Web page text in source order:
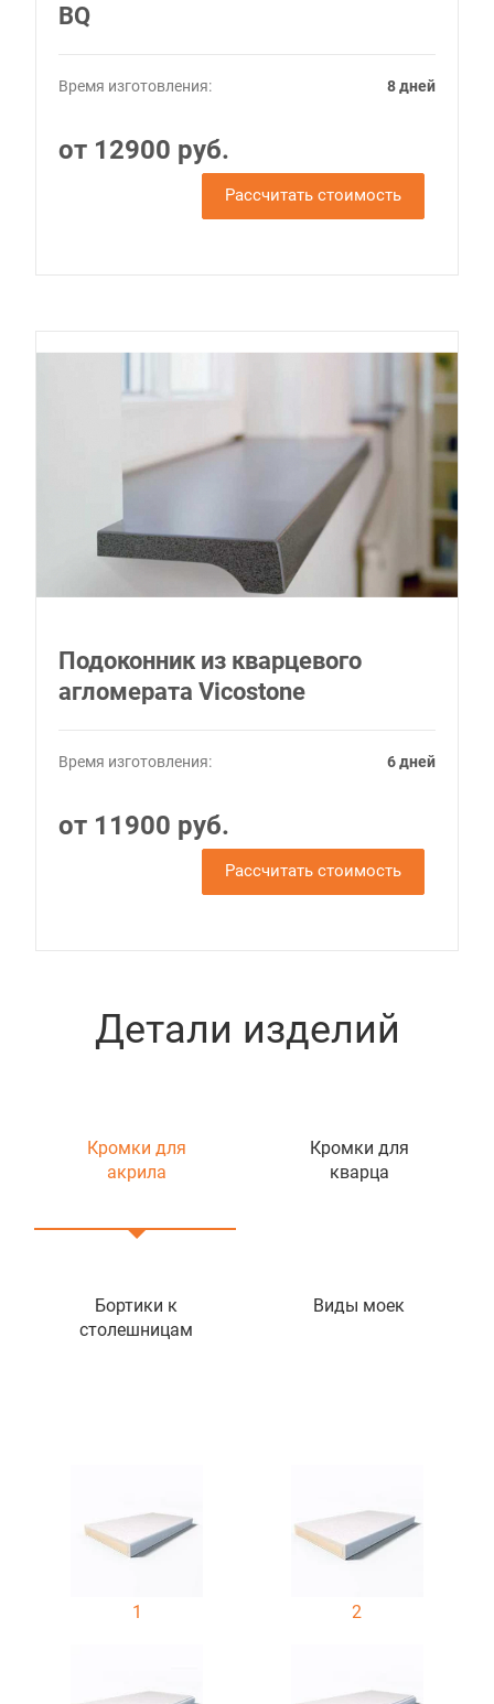
BQ
Время изготовления: 8 дней
от 12900 руб.
Рассчитать стоимость
Подоконник из кварцевого
агломерата Vicostone
Время изготовления: 6 дней
от 11900 руб.
Рассчитать стоимость
Детали изделий
Кромки для
акрила
Кромки для
кварца
Бортики к
столешницам
Виды моек
1 2